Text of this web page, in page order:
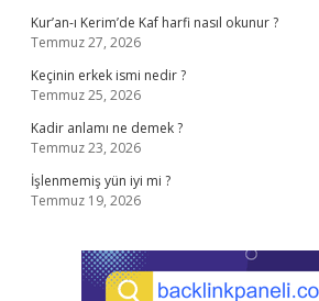
Kur’an-ı Kerim’de Kaf harfi nasıl okunur ?
Temmuz 27, 2026
Keçinin erkek ismi nedir ?
Temmuz 25, 2026
Kadir anlamı ne demek ?
Temmuz 23, 2026
İşlenmemiş yün iyi mi ?
Temmuz 19, 2026